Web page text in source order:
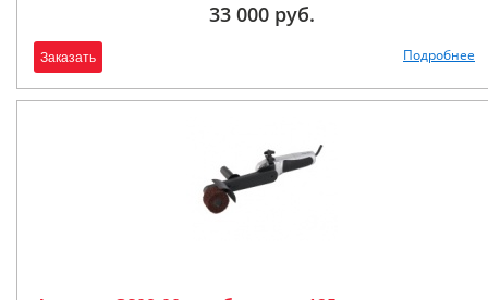
33 000 руб.
Заказать Подробнее